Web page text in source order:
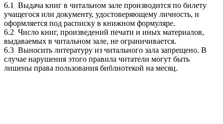
6.1 Выдача книг в читальном зале производится по билету
учащегося или документу, удостоверяющему личность, и
оформляется под расписку в книжном формуляре.
6.2 Число книг, произведений печати и иных материалов,
выдаваемых в читальном зале, не ограничивается.
6.3 Выносить литературу из читального зала запрещено. В
случае нарушения этого правила читатели могут быть
лишены права пользования библиотекой на месяц.